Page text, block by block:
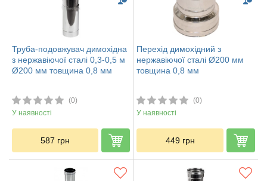
Труба-подовжувач димохідна
з нержавіючої сталі 0,3-0,5 м
Ø200 мм товщина 0,8 мм
(0)
У наявності
587 грн
Перехід димохідний з
нержавіючої сталі Ø200 мм
товщина 0,8 мм
(0)
У наявності
449 грн